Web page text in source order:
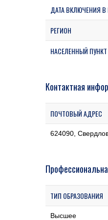
ДАТА ВКЛЮЧЕНИЯ В
РЕГИОН
НАСЕЛЕННЫЙ ПУНКТ
Контактная
ПОЧТОВЫЙ АДРЕС
624090,
ТИП ОБРАЗОВАНИЯ
Высшее